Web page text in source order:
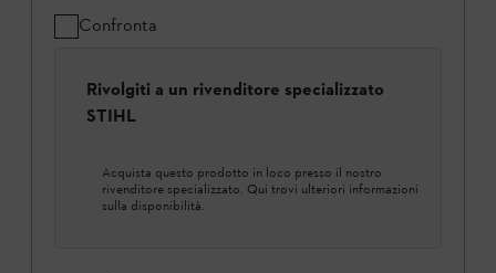
Confronta
Rivolgiti a un rivenditore specializzato
STIHL
Acquista questo prodotto in loco presso il nostro
rivenditore specializzato. Qui trovi ulteriori informazioni
sulla disponibilità.